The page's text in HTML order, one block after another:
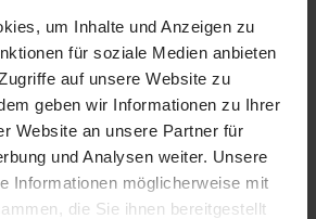
um Inhalte und Anzeigen zu
für soziale Medien anbieten
auf unsere Website zu
geben wir Informationen zu Ihrer
Website an unsere Partner für
und Analysen weiter. Unsere
Informationen möglicherweise mit
die Sie ihnen bereitgestellt